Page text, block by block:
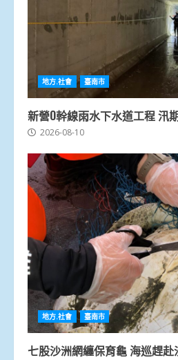
地方.社會 臺南市
新營O幹線雨水下水道工程 汛
2026-08-10
地方.社會 臺南市
七股沙洲網纏保育龜 海巡趕